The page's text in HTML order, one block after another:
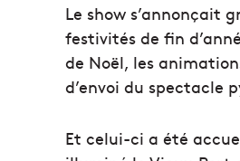
Le show s’annonçait
festivités de fin
de Noël, les
d’envoi du spectacle
Et celui-ci a été